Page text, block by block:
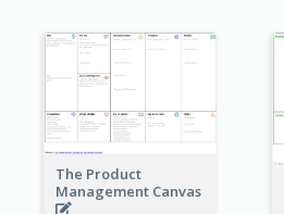
The Product
Management Canvas